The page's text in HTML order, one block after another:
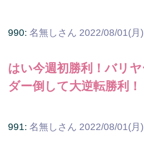
990: 名無しさん 2022/08/01(月
はい今週初勝利！バリ
ダー倒して大逆転勝利！
991: 名無しさん 2022/08/01(月